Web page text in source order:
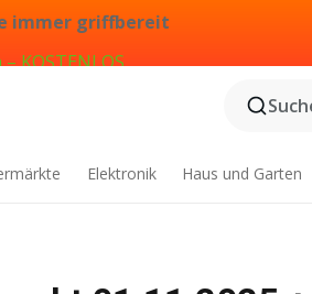
immer griffbereit
KOSTENLOS
Elektronik Haus und Garten